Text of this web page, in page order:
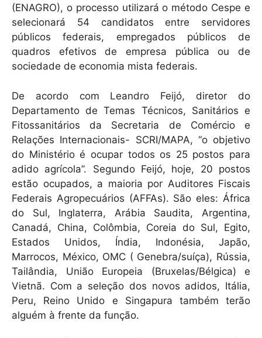
(ENAGRO), o processo utilizará o método Cespe e
selecionará 54 candidatos entre servidores
públicos federais, empregados públicos de
quadros efetivos de empresa pública ou de
sociedade de economia mista federais.
De acordo com Leandro Feijó, diretor do
Departamento de Temas Técnicos, Sanitários e
Fitossanitários da Secretaria de Comércio e
Relações Internacionais- SCRI/MAPA, “o objetivo
do Ministério é ocupar todos os 25 postos para
adido agrícola”. Segundo Feijó, hoje, 20 postos
estão ocupados, a maioria por Auditores Fiscais
Federais Agropecuários (AFFAs). São eles: África
do Sul, Inglaterra, Arábia Saudita, Argentina,
Canadá, China, Colômbia, Coreia do Sul, Egito,
Estados Unidos, Índia, Indonésia, Japão,
Marrocos, México, OMC ( Genebra/suíça), Rússia,
Tailândia, União Europeia (Bruxelas/Bélgica) e
Vietnã. Com a seleção dos novos adidos, Itália,
Peru, Reino Unido e Singapura também terão
alguém à frente da função.